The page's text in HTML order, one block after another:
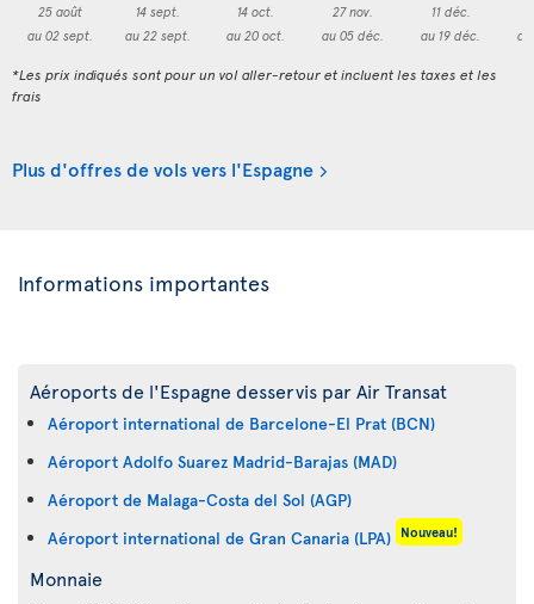
25 août
au 02 sept.
14 sept.
au 22 sept.
14 oct.
au 20 oct.
27 nov.
au 05 déc.
11 déc.
au 19 déc.
*Les prix indiqués sont pour un vol aller-retour et incluent les taxes et les
frais
Plus d'offres de vols vers l'Espagne
Informations importantes
Aéroports de l'Espagne desservis par Air Transat
Aéroport international de Barcelone-El Prat (BCN)
Aéroport Adolfo Suarez Madrid-Barajas (MAD)
Aéroport de Malaga-Costa del Sol (AGP)
Aéroport international de Gran Canaria (LPA) Nouveau!
Monnaie